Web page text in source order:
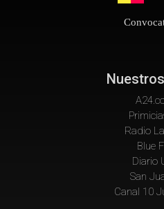
Radio
Blue
Diario
San
Canal 10